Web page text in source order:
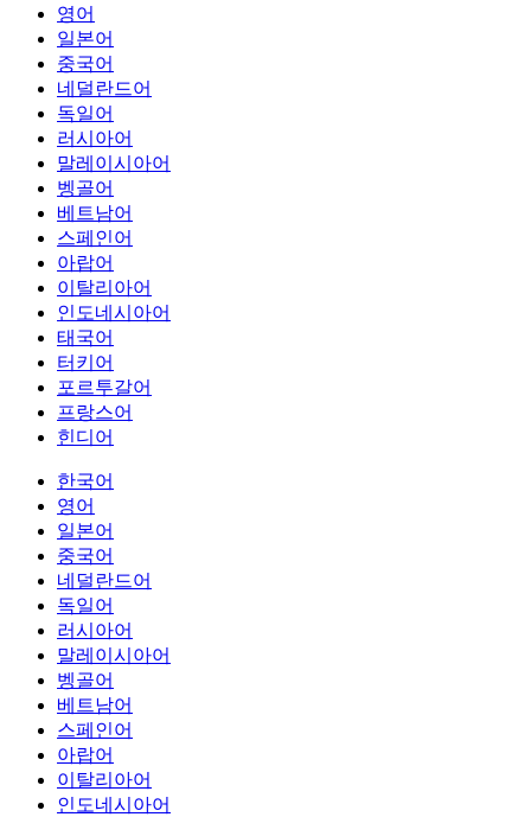
영어
일본어
중국어
네덜란드어
독일어
러시아어
말레이시아어
벵골어
베트남어
스페인어
아랍어
이탈리아어
인도네시아어
태국어
터키어
포르투갈어
프랑스어
힌디어
한국어
영어
일본어
중국어
네덜란드어
독일어
러시아어
말레이시아어
벵골어
베트남어
스페인어
아랍어
이탈리아어
인도네시아어